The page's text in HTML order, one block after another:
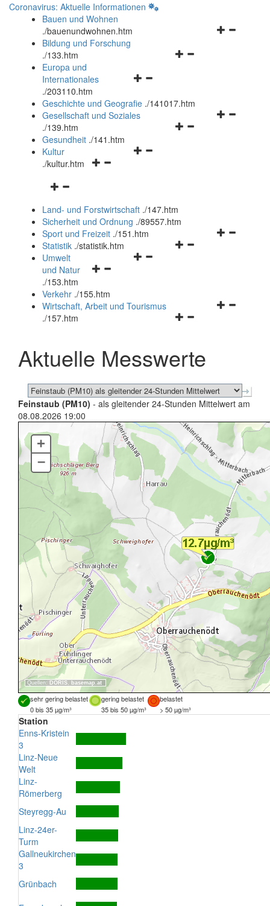
Coronavirus: Aktuelle Informationen
Bauen und Wohnen
./bauenundwohnen.htm
Navigationsmenü
Bildung und Forschung
./133.htm
Navigationsmenü
und
schließen
Europa und
Internationales
./203110.htm
Geschichte und Geografie ./141017.htm
Navigationsmenü
Gesellschaft und Soziales
./139.htm
Navigationsmenü
Gesundheit ./141.htm
Navigationsmenü
Kultur
./kultur.htm
Navigationsmenü
und
schließen
Land- und Forstwirtschaft ./147.htm
Sicherheit und Ordnung ./89557.htm
Navigationsmenü
Sport und Freizeit ./151.htm
Navigationsmenü
Statistik ./statistik.htm
Navigationsmenü
und
schließen
Umwelt
und Natur
./153.htm
Verkehr ./155.htm
Navigationsmenü
schließen
Wirtschaft, Arbeit und Tourismus
./157.htm
Aktuelle Messwerte
Feinstaub (PM10) - als gleitender 24-Stunden Mittelwert am
08.08.2026 19:00
Quellen: DORIS, basemap.at
+
–
sehr gering belastet gering belastet
belastet
0 bis 35 µg/m³
35 bis 50 µg/m³ > 50 µg/m³
Station
Enns-Kristein
3
Linz-Neue
Welt
Linz-
Römerberg
Steyregg-Au
Linz-24er-
Turm
Gallneukirchen
3
Grünbach